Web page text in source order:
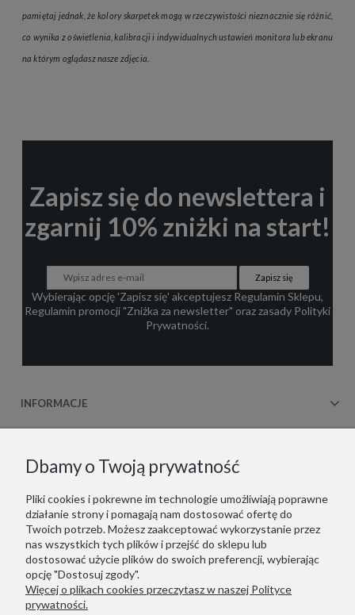
pamiętaj jednak, że kolory skarpetek mogą w rzeczywistości nieznacznie się różnić,
co wynika z oświetlenia, kalibracji i indywidualnych ustawień monitora lub ekranu
na którym oglądasz nasze zdjęcia.
Zapisz się do newslettera i
zgarnij 10% zniżki na start!
Zapisz się
Wybierając opcję 'Zapisz się' akceptujesz Regulamin Sklepu,
Regulamin promocji "Zniżka za newsletter" oraz zasady Polityki
Prywatności.
INFORMACJE
KONTAKT
Copyrights © 2021 - ZOOKSY.
Jesteśmy zarejestrowani w niemieckim systemie LUCID
Dbamy o Twoją prywatność
Pliki cookies i pokrewne im technologie umożliwiają poprawne
działanie strony i pomagają nam dostosować ofertę do
Twoich potrzeb. Możesz zaakceptować wykorzystanie przez
nas wszystkich tych plików i przejść do sklepu lub
dostosować użycie plików do swoich preferencji, wybierając
opcję "Dostosuj zgody".
Więcej o plikach cookies przeczytasz w naszej Polityce
prywatności.